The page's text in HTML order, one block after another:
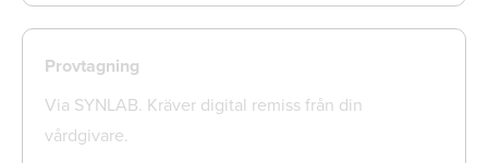
Provtagning
Via SYNLAB. Kräver digital remiss från din
vårdgivare.